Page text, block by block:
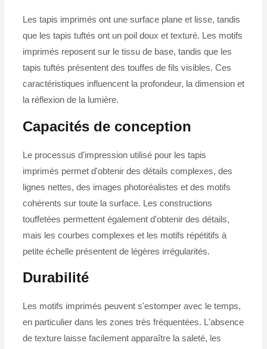
Les tapis imprimés ont une surface plane et lisse, tandis
que les tapis tuftés ont un poil doux et texturé. Les motifs
imprimés reposent sur le tissu de base, tandis que les
tapis tuftés présentent des touffes de fils visibles. Ces
caractéristiques influencent la profondeur, la dimension et
la réflexion de la lumière.
Capacités de conception
Le processus d'impression utilisé pour les tapis
imprimés permet d'obtenir des détails complexes, des
lignes nettes, des images photoréalistes et des motifs
cohérents sur toute la surface. Les constructions
touffetées permettent également d'obtenir des détails,
mais les courbes complexes et les motifs répétitifs à
petite échelle présentent de légères irrégularités.
Durabilité
Les motifs imprimés peuvent s'estomper avec le temps,
en particulier dans les zones très fréquentées. L'absence
de texture laisse facilement apparaître la saleté, les